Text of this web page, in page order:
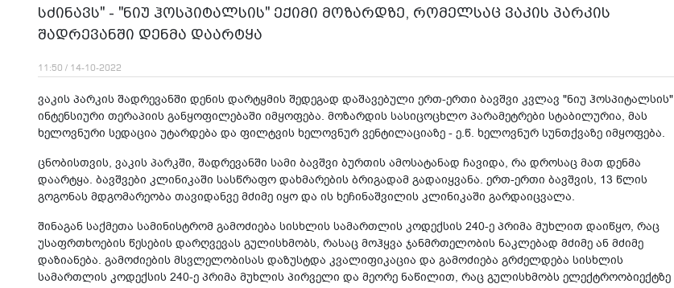
სძინავს" - "ნიუ ჰოსპიტალსის" ექიმი მოზარდზე, რომელსაც ვაკის პარკის
შადრევანში დენმა დაარტყა
11:50 / 14-10-2022
ვაკის პარკის შადრევანში დენის დარტყმის შედეგად დაშავებული ერთ-ერთი ბავშვი კვლავ "ნიუ ჰოსპიტალსის"
ინტენსიური თერაპიის განყოფილებაში იმყოფება. მოზარდის სასიცოცხლო პარამეტრები სტაბილურია, მას
ხელოვნური სედაცია უტარდება და ფილტვის ხელოვნურ ვენტილაციაზე - ე.წ. ხელოვნურ სუნთქვაზე იმყოფება.
ცნობისთვის, ვაკის პარკში, შადრევანში სამი ბავშვი ბურთის ამოსატანად ჩავიდა, რა დროსაც მათ დენმა
დაარტყა. ბავშვები კლინიკაში სასწრაფო დახმარების ბრიგადამ გადაიყვანა. ერთ-ერთი ბავშვის, 13 წლის
გოგონას მდგომარეობა თავიდანვე მძიმე იყო და ის ხეჩინაშვილის კლინიკაში გარდაიცვალა.
შინაგან საქმეთა სამინისტრომ გამოძიება სისხლის სამართლის კოდექსის 240-ე პრიმა მუხლით დაიწყო, რაც
უსაფრთხოების წესების დარღვევას გულისხმობს, რასაც მოჰყვა ჯანმრთელობის ნაკლებად მძიმე ან მძიმე
დაზიანება. გამოძიების მსვლელობისას დაზუსტდა კვალიფიკაცია და გამოძიება გრძელდება სისხლის
სამართლის კოდექსის 240-ე პრიმა მუხლის პირველი და მეორე ნაწილით, რაც გულისხმობს ელექტროობიექტზე